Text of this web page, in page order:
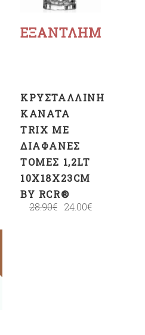
ΕΞΑΝΤΛΗΜΈΝΟ
ΚΡΥΣΤΆΛΛΙΝΗ
ΚΑΝΆΤΑ
TRIX ΜΕ
ΔΙΆΦΑΝΕΣ
ΤΟΜΈΣ 1,2LT
10X18X23CM
BY RCR®
28.90€ 24.00€